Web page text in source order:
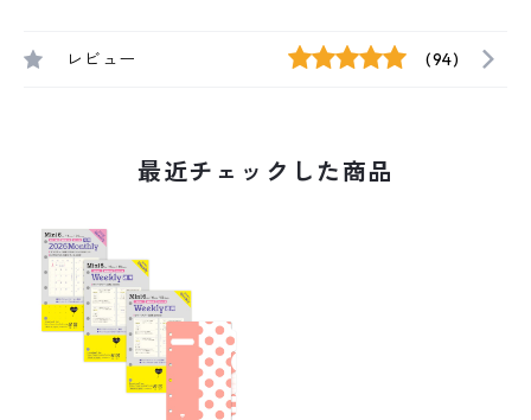
レビュー (94)
最近チェックした商品